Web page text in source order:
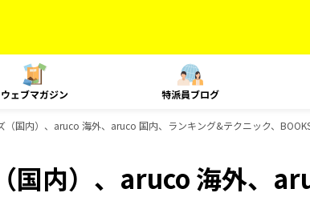
ウェブマガジン 特派員ブログ
（国内）、aruco 海外、aruco 国内、ランキング&テクニック、
国内）、aruco 海外、